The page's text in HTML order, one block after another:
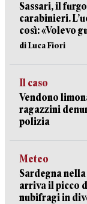
Sassari, il
carabinieri.
così: «Volevo
di Luca Fiori
Il caso
Vendono
ragazzini
polizia
Meteo
Sardegna
arriva il picco
nubifragi in